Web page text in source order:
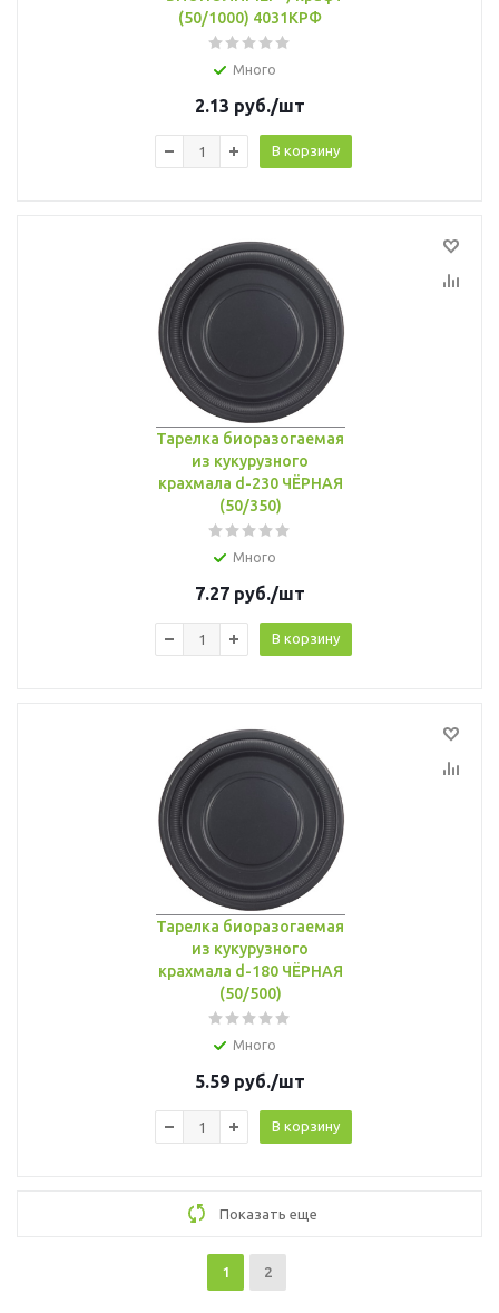
(50/1000) 4031КРФ
Много
2.13 руб./шт
В корзину
Тарелка биоразогаемая
из кукурузного
крахмала d-230 ЧЁРНАЯ
(50/350)
Много
7.27 руб./шт
В корзину
Тарелка биоразогаемая
из кукурузного
крахмала d-180 ЧЁРНАЯ
(50/500)
Много
5.59 руб./шт
В корзину
Показать еще
1 2